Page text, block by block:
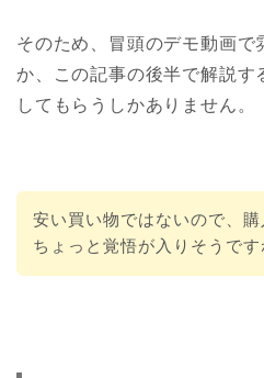
そのため、冒頭のデモ動画で
か、この記事の後半で解説す
してもらうしかありません。
安い買い物ではないので、購
ちょっと覚悟が入りそうです